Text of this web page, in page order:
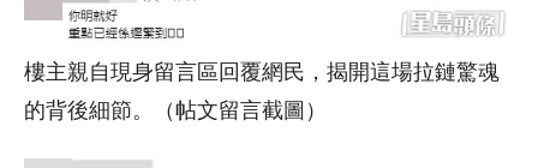
樓主親自現身留言區回覆網民，揭開這場拉鏈驚魂
的背後細節。（帖文留言截圖）